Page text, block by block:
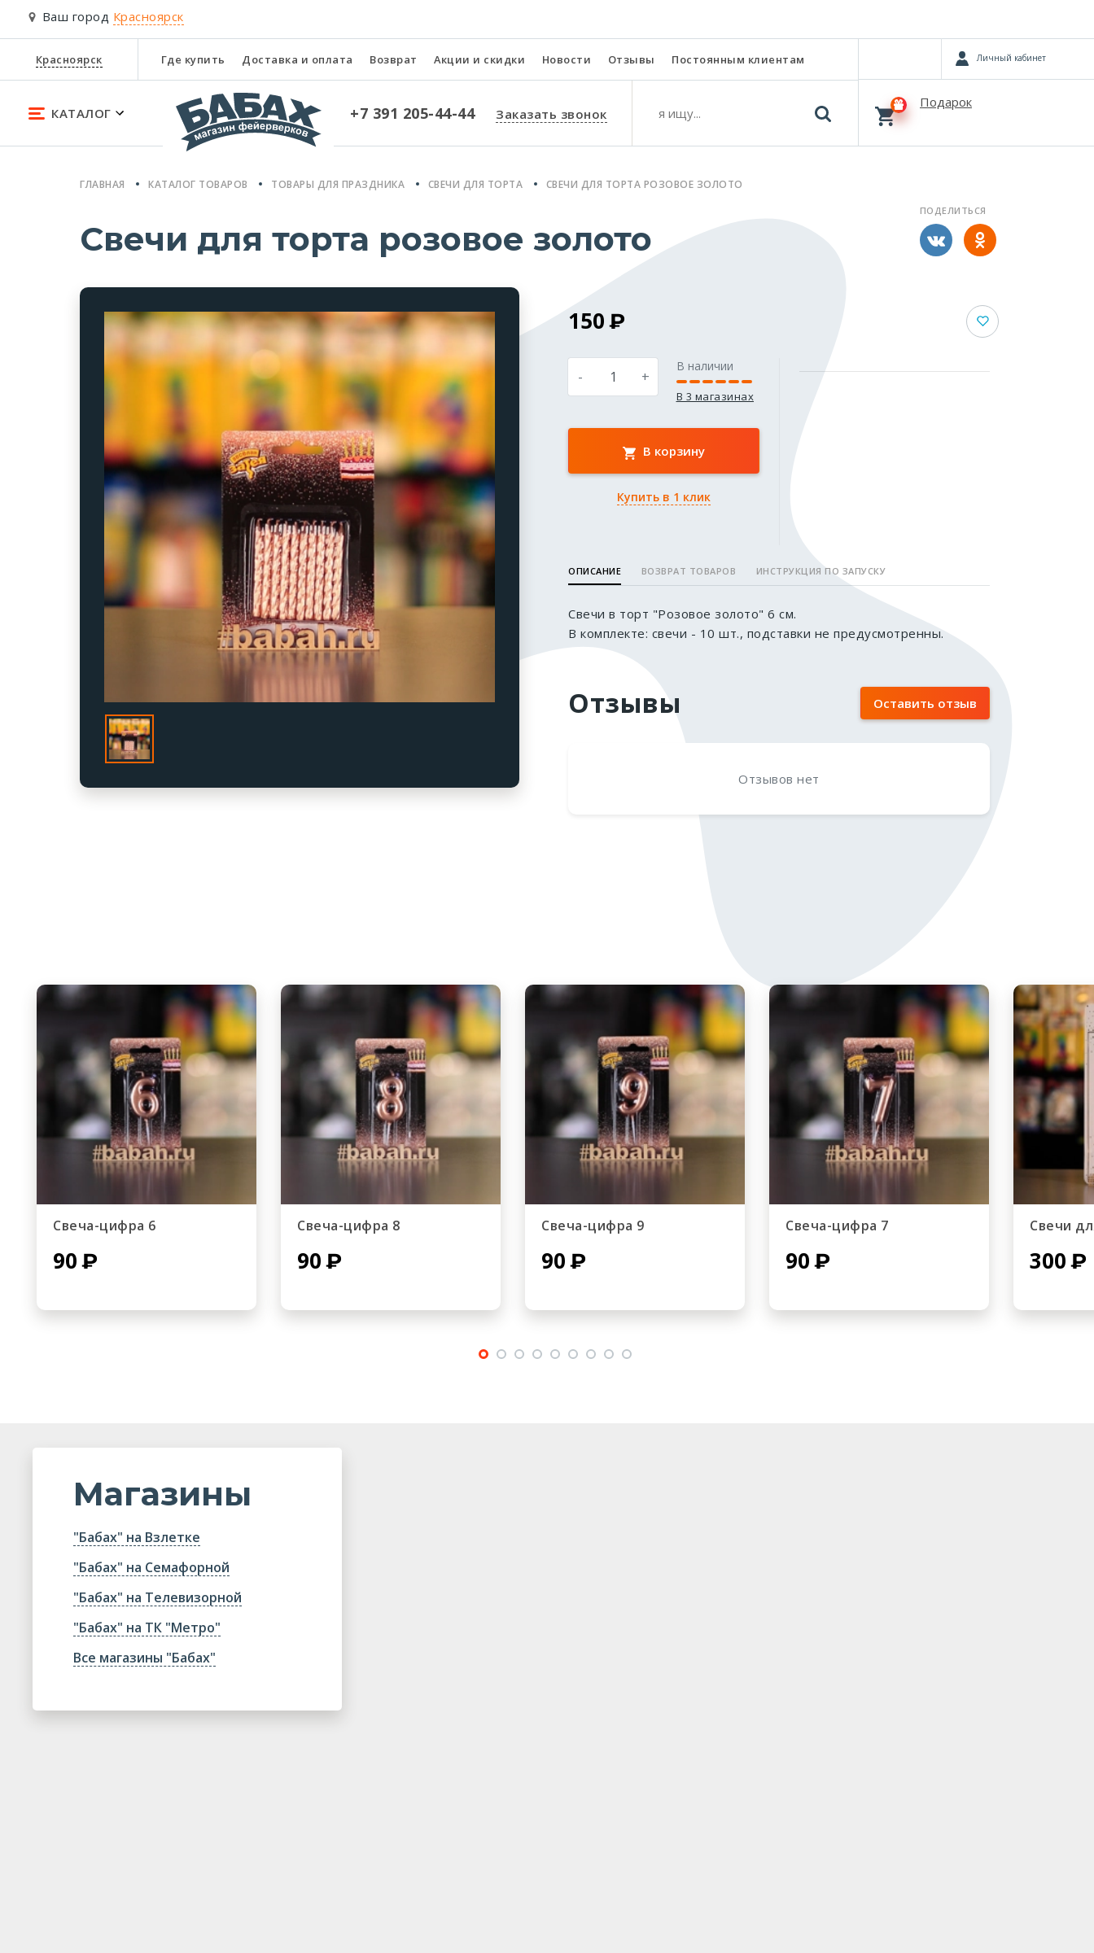
Ваш город Красноярск
Красноярск Где купить Доставка и оплата Возврат Акции и скидки Новости Отзывы Постоянным клиентам
КАТАЛОГ +7 391 205-44-44 Заказать звонок
Личный кабинет
Подарок
ГЛАВНАЯ КАТАЛОГ ТОВАРОВ ТОВАРЫ ДЛЯ ПРАЗДНИКА СВЕЧИ ДЛЯ ТОРТА СВЕЧИ ДЛЯ ТОРТА РОЗОВОЕ ЗОЛОТО
Свечи для торта розовое золото
ПОДЕЛИТЬСЯ
150
- +
В наличии
В 3 магазинах
В корзину
Купить в 1 клик
ОПИСАНИЕ ВОЗВРАТ ТОВАРОВ ИНСТРУКЦИЯ ПО ЗАПУСКУ
Свечи в торт "Розовое золото" 6 см.
В комплекте: свечи - 10 шт., подставки не предусмотренны.
Отзывы Оставить отзыв
Отзывов нет
Свеча-цифра 6
90
Свеча-цифра 8
90
Свеча-цифра 9
90
Свеча-цифра 7
90
Свечи
300
Магазины
"Бабах" на Взлетке
"Бабах" на Семафорной
"Бабах" на Телевизорной
"Бабах" на ТК "Метро"
Все магазины "Бабах"